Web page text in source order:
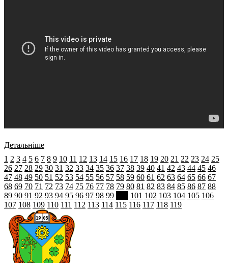
Детальніше
1 2 3 4 5 6 7 8 9 10 11 12 13 14 15 16 17 18 19 20 21 22 23 24 25
26 27 28 29 30 31 32 33 34 35 36 37 38 39 40 41 42 43 44 45 46
47 48 49 50 51 52 53 54 55 56 57 58 59 60 61 62 63 64 65 66 67
68 69 70 71 72 73 74 75 76 77 78 79 80 81 82 83 84 85 86 87 88
89 90 91 92 93 94 95 96 97 98 99 101 102 103 104 105 106
107 108 109 110 111 112 113 114 115 116 117 118 119